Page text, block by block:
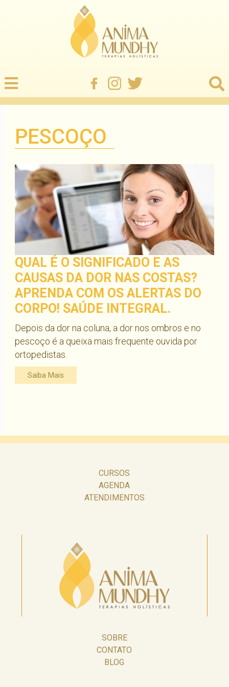
PESCOÇO
QUAL É O SIGNIFICADO E AS
CAUSAS DA DOR NAS COSTAS?
APRENDA COM OS ALERTAS DO
CORPO! SAÚDE INTEGRAL.
Depois da dor na coluna, a dor nos ombros e no
pescoço é a queixa mais frequente ouvida por
ortopedistas.
Saiba Mais
CURSOS
AGENDA
ATENDIMENTOS
SOBRE
CONTATO
BLOG